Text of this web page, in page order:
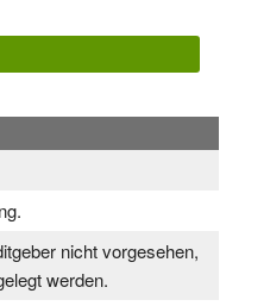
nicht vorgesehen,
werden.